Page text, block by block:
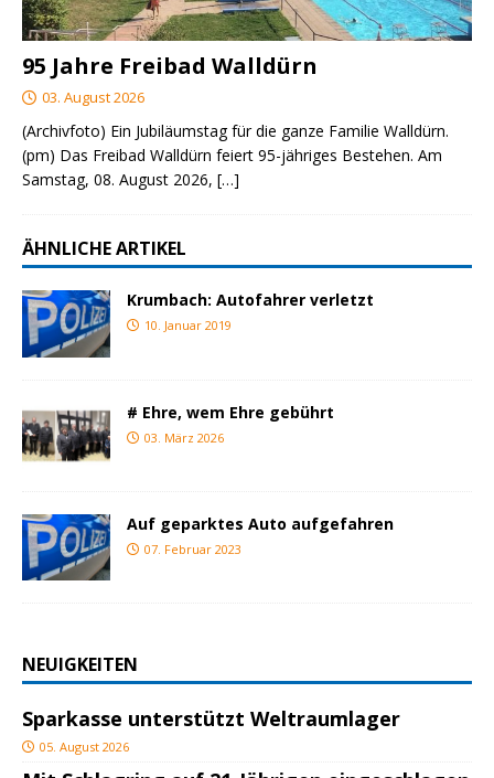
95 Jahre Freibad Walldürn
03. August 2026
(Archivfoto) Ein Jubiläumstag für die ganze Familie Walldürn.
(pm) Das Freibad Walldürn feiert 95-jähriges Bestehen. Am
Samstag, 08. August 2026, […]
ÄHNLICHE ARTIKEL
Krumbach: Autofahrer verletzt
10. Januar 2019
# Ehre, wem Ehre gebührt
03. März 2026
Auf geparktes Auto aufgefahren
07. Februar 2023
NEUIGKEITEN
Sparkasse unterstützt Weltraumlager
05. August 2026